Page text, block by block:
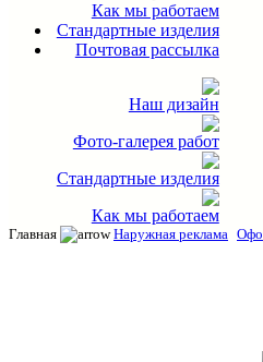
Как мы работаем
Стандартные изделия
Почтовая рассылка
Наш дизайн
Фото-галерея работ
Стандартные изделия
Как мы работаем
Главная Наружная реклама